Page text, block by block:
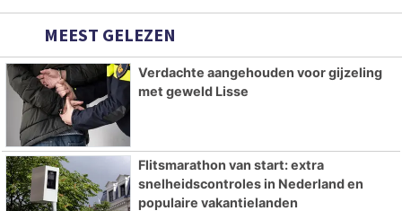
MEEST GELEZEN
Verdachte aangehouden voor gijzeling
met geweld Lisse
Flitsmarathon van start: extra
snelheidscontroles in Nederland en
populaire vakantielanden